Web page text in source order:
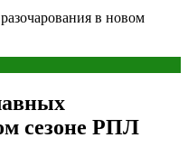
в новом
сезоне РПЛ